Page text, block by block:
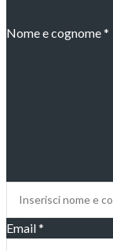
Nome e cognome*
Email*